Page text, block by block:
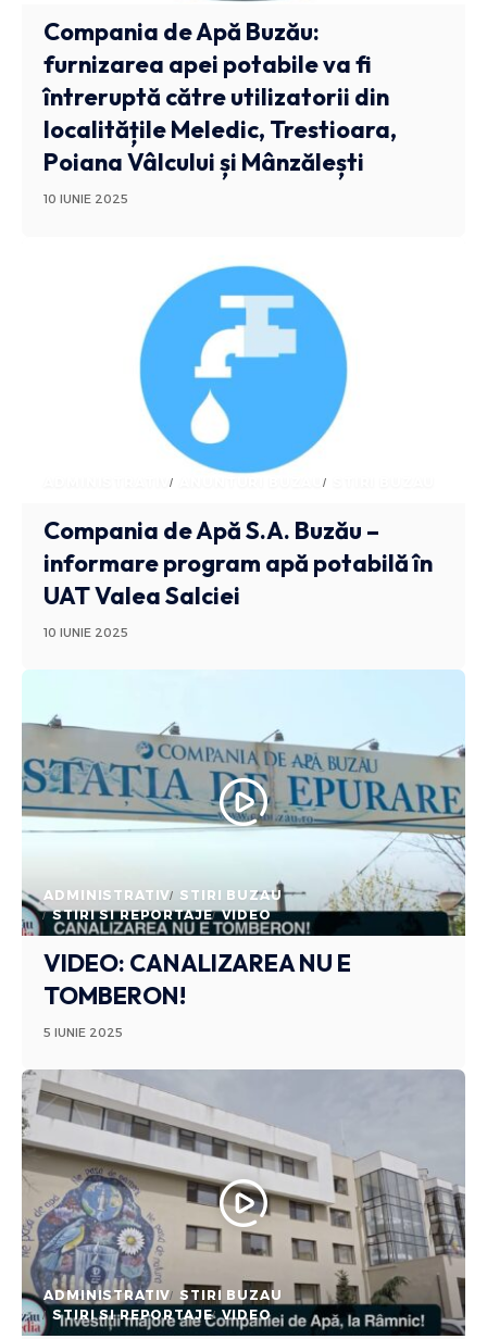
Compania de Apă Buzău:
furnizarea apei potabile va fi
întreruptă către utilizatorii din
localitățile Meledic, Trestioara,
Poiana Vâlcului și Mânzălești
10 IUNIE 2025
ADMINISTRATIV ANUNTURI BUZAU
Compania de Apă S.A. Buzău –
informare program apă potabilă în
UAT Valea Salciei
10 IUNIE 2025
ADMINISTRATIV STIRI BUZAU
STIRI SI REPORTAJE VIDEO
VIDEO: CANALIZAREA NU E
TOMBERON!
5 IUNIE 2025
ADMINISTRATIV STIRI BUZAU
STIRI SI REPORTAJE VIDEO